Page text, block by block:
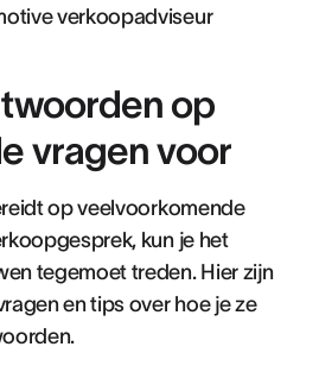
verkoopadviseur
op
vragen voor
op veelvoorkomende
kun je het
tegemoet treden. Hier zijn
en tips over hoe je ze